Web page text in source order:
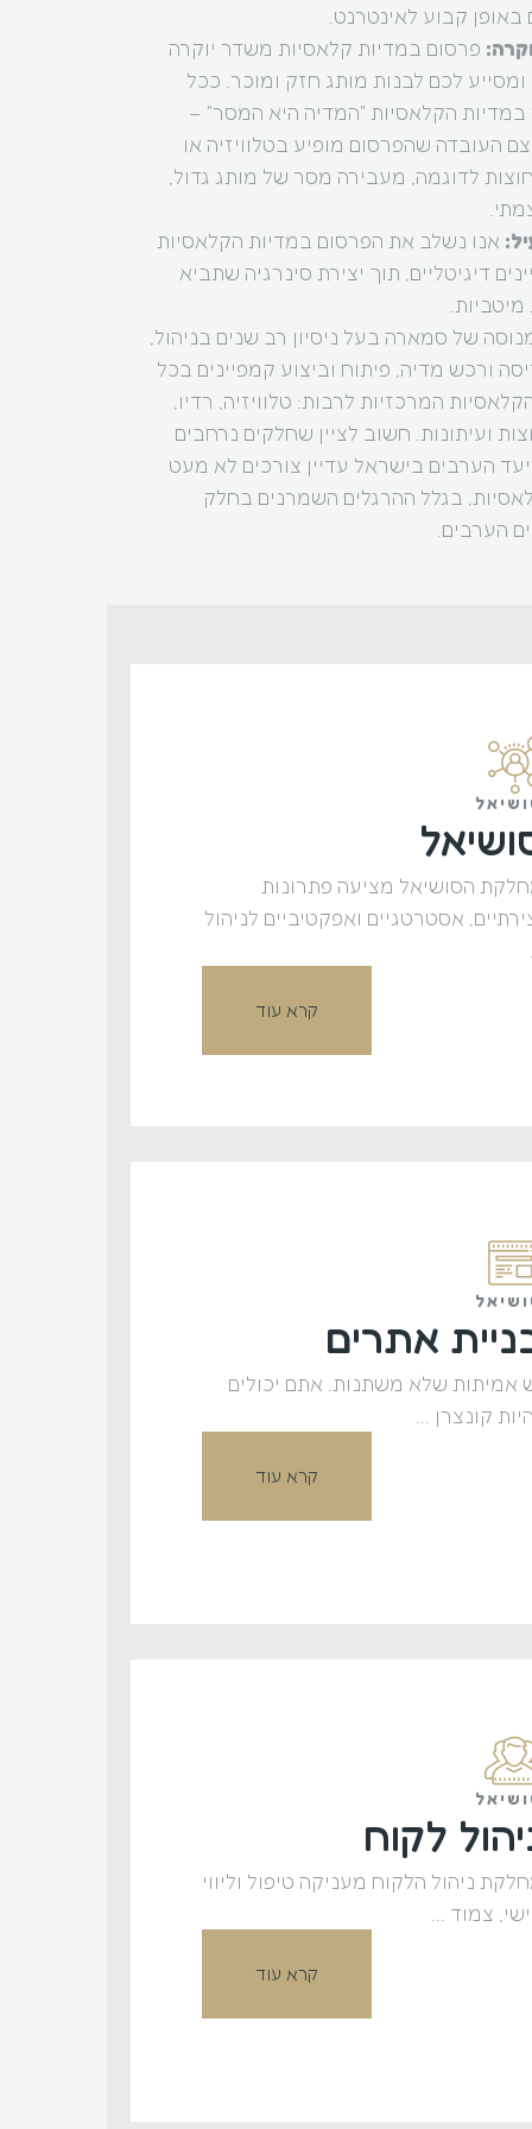
באופן קבוע לאינטרנט.
פרסום במדיות קלאסיות משדר יוקרה
ומסייע לכם לבנות מותג חזק ומוכר. ככל
הקלאסיות "המדיה היא המסר" –
העובדה שהפרסום מופיע בטלוויזיה או
לדוגמה, מעבירה מסר של מותג גדול,
אנו נשלב את הפרסום במדיות הקלאסיות
דיגיטליים, תוך יצירת סינרגיה שתביא
של סמארה בעל ניסיון רב שנים בניהול,
ורכש מדיה, פיתוח וביצוע קמפיינים בכל
המרכזיות לרבות: טלוויזיה, רדיו,
ועיתונות. חשוב לציין שחלקים נרחבים
הערבים בישראל עדיין צורכים לא מעט
בגלל ההרגלים השמרנים בחלק
הערבים.
הסושיאל מציעה פתרונות
אסטרטגיים ואפקטיביים לניהול
קרא עוד
אתרים
אמיתות שלא משתנות. אתם יכולים
קונצרן ...
קרא עוד
לקוח
ניהול הלקוח מעניקה טיפול וליווי
צמוד ...
קרא עוד